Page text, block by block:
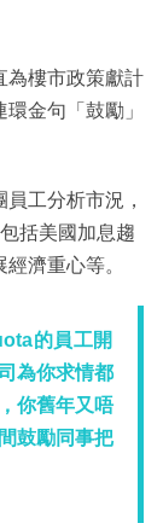
為樓市政策獻計
金句「鼓勵」
工分析市況，
括美國加息趨
濟重心等。
的員工開
為你求情都
你舊年又唔
鼓勵同事把